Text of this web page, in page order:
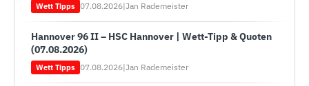
Wett Tipps 07.08.2026|Jan Rademeister
Hannover 96 II – HSC Hannover | Wett-Tipp & Quoten
(07.08.2026)
Wett Tipps 07.08.2026|Jan Rademeister